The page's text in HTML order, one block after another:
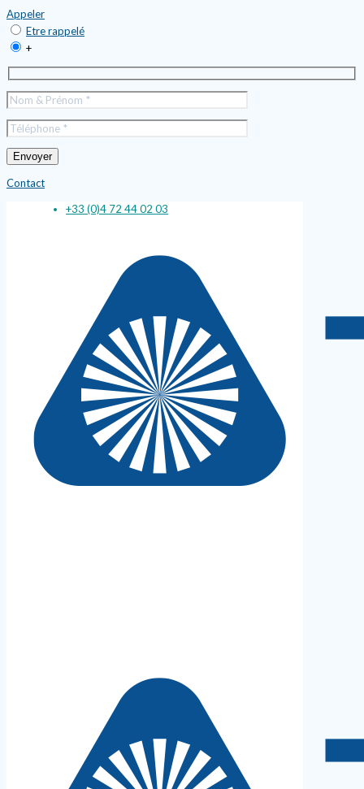
Appeler
Etre rappelé
+
Contact
+33 (0)4 72 44 02 03